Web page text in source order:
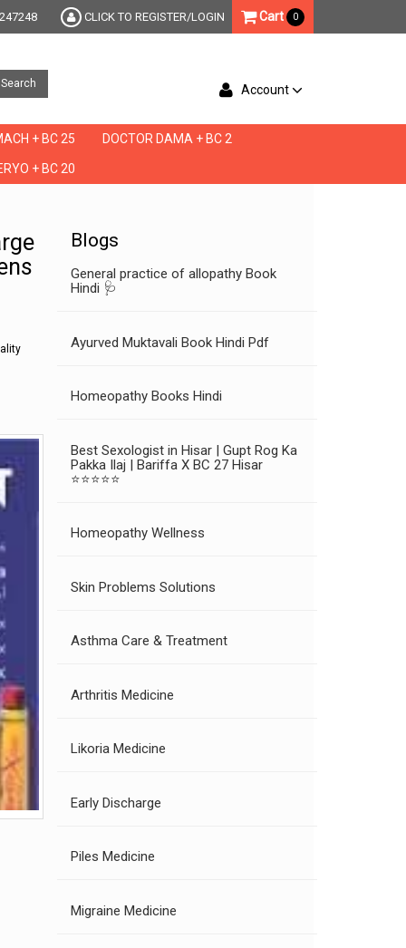
CLICK TO REGISTER/LOGIN Cart 0
Search Account
+ BC 25 DOCTOR DAMA + BC 2
+ BC 20
Blogs
General practice of allopathy Book
Hindi 🩺
Ayurved Muktavali Book Hindi Pdf
Homeopathy Books Hindi
Best Sexologist in Hisar | Gupt Rog Ka
Pakka Ilaj | Bariffa X BC 27 Hisar
⭐⭐⭐⭐⭐
Homeopathy Wellness
Skin Problems Solutions
Asthma Care & Treatment
Arthritis Medicine
Likoria Medicine
Early Discharge
Piles Medicine
Migraine Medicine